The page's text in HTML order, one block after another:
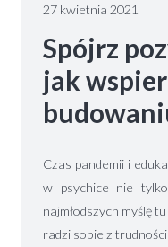
27 kwietnia 2021
Spójrz
jak
Czas pandemii i
w psychice nie
najmłodszych myślę
radzi sobie z